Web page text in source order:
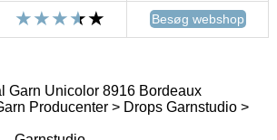
Besøg webshop
Garn Unicolor 8916 Bordeaux
Producenter > Drops Garnstudio >